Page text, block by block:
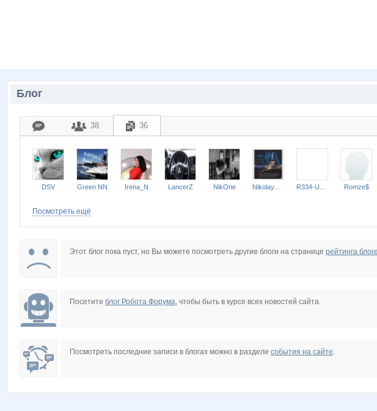
Блог
38 36
DSV Green NN Irena_N LancerZ NikOne Romze$
Юлия Ч
Посмотреть ещё
Этот блог пока пуст, но Вы можете посмотреть другие блоги на странице рейтинга
Посетите блог Робота Форума, чтобы быть в курсе всех новостей сайта.
Посмотреть последние записи в блогах можно в разделе события на сайте.